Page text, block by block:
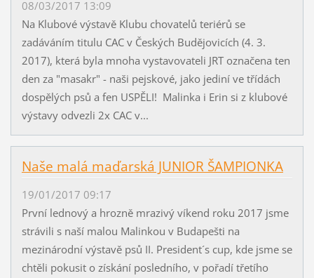
08/03/2017 13:09
Na Klubové výstavě Klubu chovatelů teriérů se
zadáváním titulu CAC v Českých Budějovicích (4. 3.
2017), která byla mnoha vystavovateli JRT označena ten
den za "masakr" - naši pejskové, jako jediní ve třídách
dospělých psů a fen USPĚLI! Malinka i Erin si z klubové
výstavy odvezli 2x CAC v...
Naše malá maďarská JUNIOR ŠAMPIONKA
19/01/2017 09:17
První lednový a hrozně mrazivý víkend roku 2017 jsme
strávili s naší malou Malinkou v Budapešti na
mezinárodní výstavě psů II. President´s cup, kde jsme se
chtěli pokusit o získání posledního, v pořadí třetího